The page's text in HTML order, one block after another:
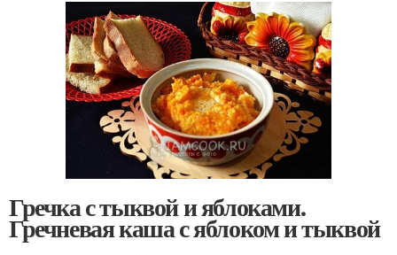
Гречка с тыквой и яблоками.
Гречневая каша с яблоком и тыквой